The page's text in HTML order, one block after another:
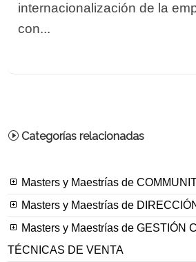
internacionalización de la
con...
Categorías relacionadas
Masters y Maestrías de
Masters y Maestrías de
Masters y Maestrías de GESTIÓN
TÉCNICAS DE VENTA